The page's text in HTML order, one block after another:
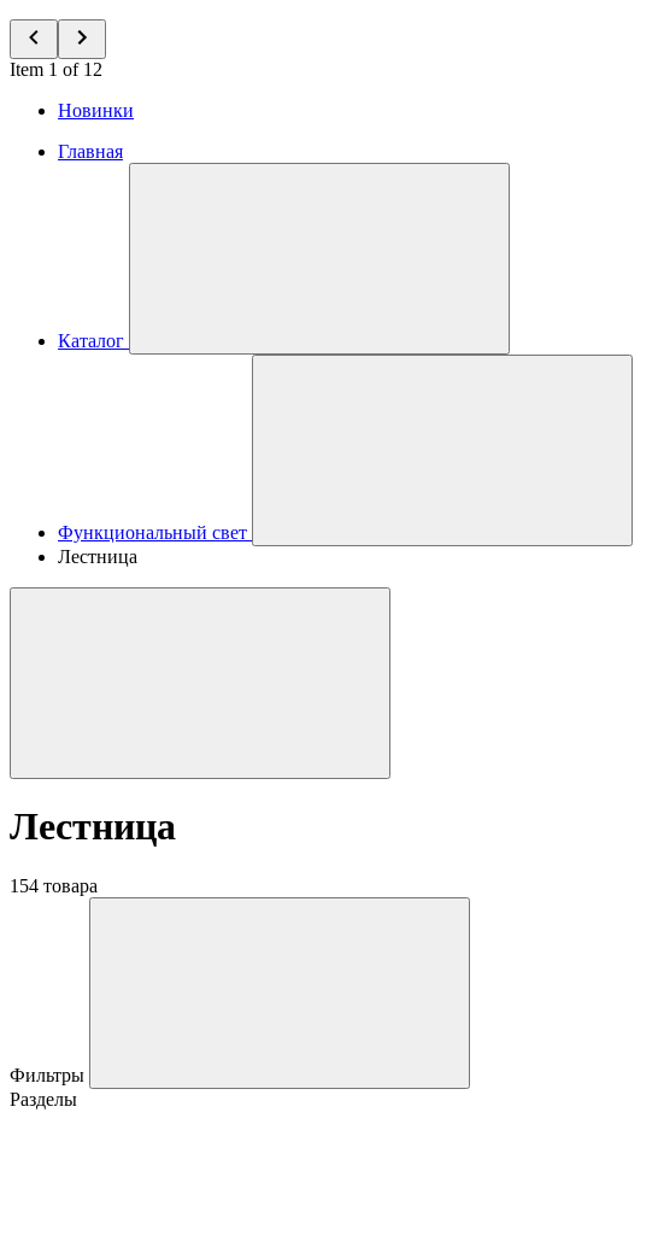
Item 1 of 12
Новинки
Главная
Каталог
Функциональный свет
Лестница
Лестница
154 товара
Фильтры
Разделы